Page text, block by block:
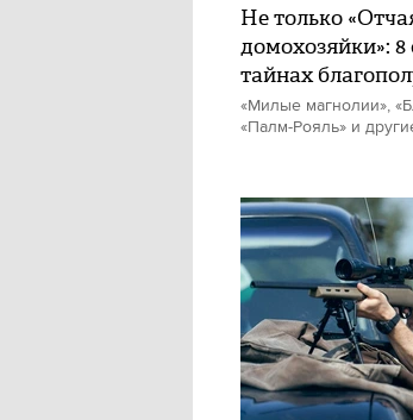
Не только
домохозяйки»: 8
тайнах
«Милые магнолии»,
«Палм-Рояль» и